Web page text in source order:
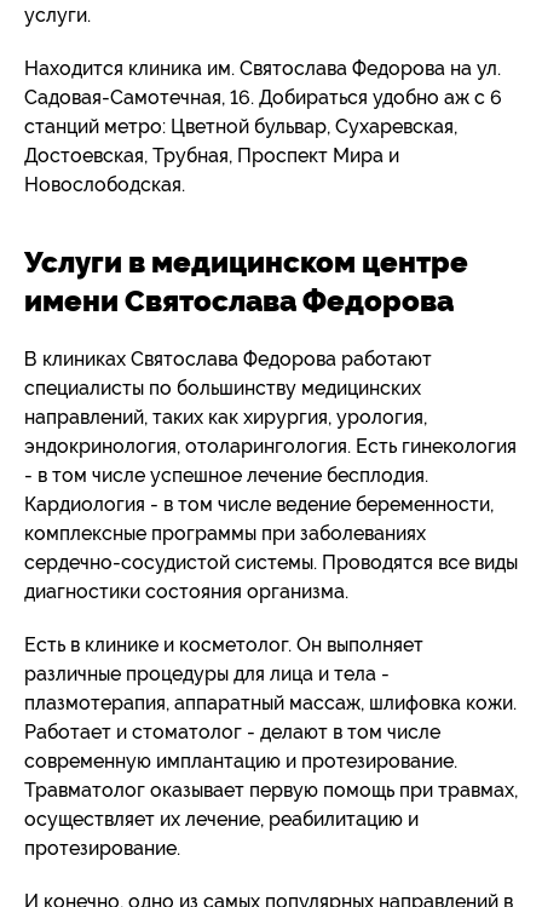
услуги.
Находится клиника им. Святослава Федорова на ул.
Садовая-Самотечная, 16. Добираться удобно аж с 6
станций метро: Цветной бульвар, Сухаревская,
Достоевская, Трубная, Проспект Мира и
Новослободская.
Услуги в медицинском центре
имени Святослава Федорова
В клиниках Святослава Федорова работают
специалисты по большинству медицинских
направлений, таких как хирургия, урология,
эндокринология, отоларингология. Есть гинекология
- в том числе успешное лечение бесплодия.
Кардиология - в том числе ведение беременности,
комплексные программы при заболеваниях
сердечно-сосудистой системы. Проводятся все виды
диагностики состояния организма.
Есть в клинике и косметолог. Он выполняет
различные процедуры для лица и тела -
плазмотерапия, аппаратный массаж, шлифовка кожи.
Работает и стоматолог - делают в том числе
современную имплантацию и протезирование.
Травматолог оказывает первую помощь при травмах,
осуществляет их лечение, реабилитацию и
протезирование.
И конечно, одно из самых популярных направлений в